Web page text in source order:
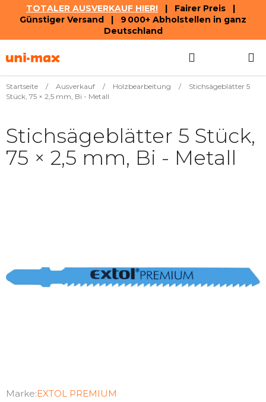
TOTALER AUSVERKAUF HIER! | Fairer Preis |
Günstiger Versand | 9 000+ Abholstellen in ganz
Deutschland
Inhalt
Startseite / Ausverkauf / Holzbearbeitung /
Stichsägeblätter 5
Stück, 75 × 2,5 mm, Bi - Metall
Marke:EXTOL PREMIUM
Stichsägeblätter 5 Stück,
75 × 2,5 mm, Bi - Metall